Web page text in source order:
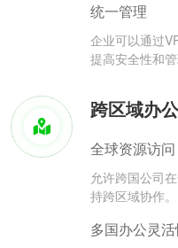
统一管理
企业可以通过
提高安全性和管
跨区域办公
全球资源访问
允许跨国公司
持跨区域协作。
多国办公灵